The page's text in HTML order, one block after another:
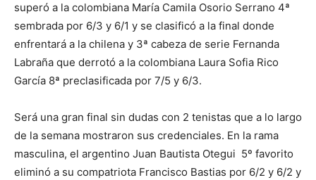
superó a la colombiana María Camila Osorio Serrano 4ª
sembrada por 6/3 y 6/1 y se clasificó a la final donde
enfrentará a la chilena y 3ª cabeza de serie Fernanda
Labraña que derrotó a la colombiana Laura Sofia Rico
García 8ª preclasificada por 7/5 y 6/3.
Será una gran final sin dudas con 2 tenistas que a lo largo
de la semana mostraron sus credenciales. En la rama
masculina, el argentino Juan Bautista Otegui 5º favorito
eliminó a su compatriota Francisco Bastias por 6/2 y 6/2 y